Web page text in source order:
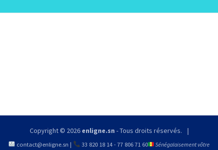
Copyright © 2026 enligne.sn - Tous droits réservés.
contact@enligne.sn | 33 820 18 14- 77 806 71 60 Sénégalaisement vôtre